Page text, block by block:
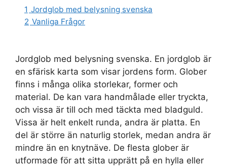
1 Jordglob med belysning svenska
2 Vanliga Frågor
Jordglob med belysning svenska. En jordglob är
en sfärisk karta som visar jordens form. Glober
finns i många olika storlekar, former och
material. De kan vara handmålade eller tryckta,
och vissa är till och med täckta med bladguld.
Vissa är helt enkelt runda, andra är platta. En
del är större än naturlig storlek, medan andra är
mindre än en knytnäve. De flesta glober är
utformade för att sitta upprätt på en hylla eller